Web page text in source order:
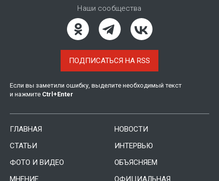
Наши сообщества
ПОДПИСАТЬСЯ НА RSS
Если вы заметили ошибку, выделите необходимый текст
и нажмите Ctrl +Enter
ГЛАВНАЯ
НОВОСТИ
СТАТЬИ
ИНТЕРВЬЮ
ФОТО И ВИДЕО
ОБЪЯСНЯЕМ
МНЕНИЕ
ОФИЦИАЛЬНАЯ